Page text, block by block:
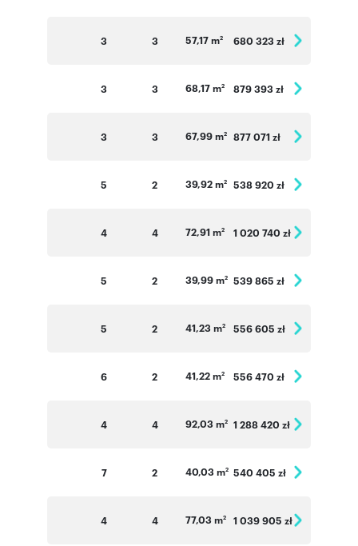
3 3 57,17 m2 680 323 zł
3 3 68,17 m2 879 393 zł
3 3 67,99 m2 877 071 zł
5 2 39,92 m2 538 920 zł
4 4 72,91 m2 1 020 740 zł
5 2 39,99 m2 539 865 zł
5 2 41,23 m2 556 605 zł
6 2 41,22 m2 556 470 zł
4 4 92,03 m2 1 288 420 zł
7 2 40,03 m2 540 405 zł
4 4 77,03 m2 1 039 905 zł